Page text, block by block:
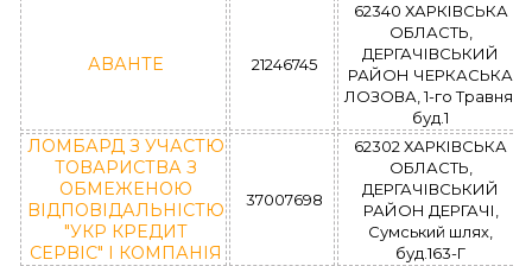
АВАНТЕ 21246745
62340 ХАРКІВСЬКА
ОБЛАСТЬ,
ДЕРГАЧІВСЬКИЙ
РАЙОН ЧЕРКАСЬКА
ЛОЗОВА, 1-го Травня,
буд.1
ЛОМБАРД З УЧАСТЮ
ТОВАРИСТВА З
ОБМЕЖЕНОЮ
ВІДПОВІДАЛЬНІСТЮ
"УКР КРЕДИТ
СЕРВІС" І КОМПАНІЯ
37007698
62302 ХАРКІВСЬКА
ОБЛАСТЬ,
ДЕРГАЧІВСЬКИЙ
РАЙОН ДЕРГАЧІ,
Сумський шлях,
буд.163-Г